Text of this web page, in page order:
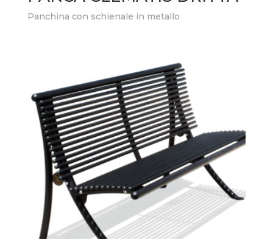
Panchina con schienale in metallo